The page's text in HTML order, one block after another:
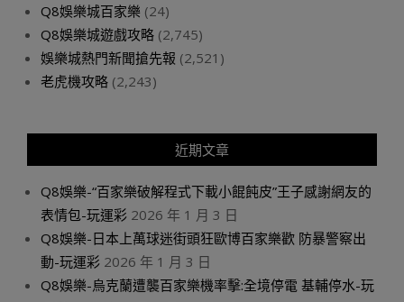
Q8娛樂城百家樂 (24)
Q8娛樂城遊戲攻略 (2,745)
娛樂城熱門新聞搶先報 (2,521)
老虎機攻略 (2,243)
近期文章
Q8娛樂-“百家樂破解程式下載小餛飩皮”王子感謝網友的
表情包-玩運彩 2026 年 1 月 3 日
Q8娛樂-日本上萬球迷街頭狂歐博百家樂歡 防暴警察出
動-玩運彩 2026 年 1 月 3 日
Q8娛樂-烏克蘭遭襲百家樂機率擊:全境停電 基輔停水-玩